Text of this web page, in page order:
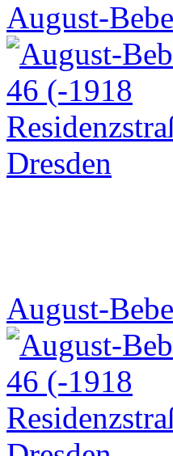
August-
August-